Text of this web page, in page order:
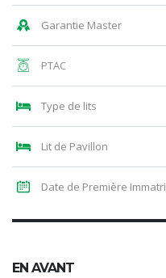
Garantie Master
PTAC
Type de lits
Lit de Pavillon
Date de Première Immatriculation
EN AVANT